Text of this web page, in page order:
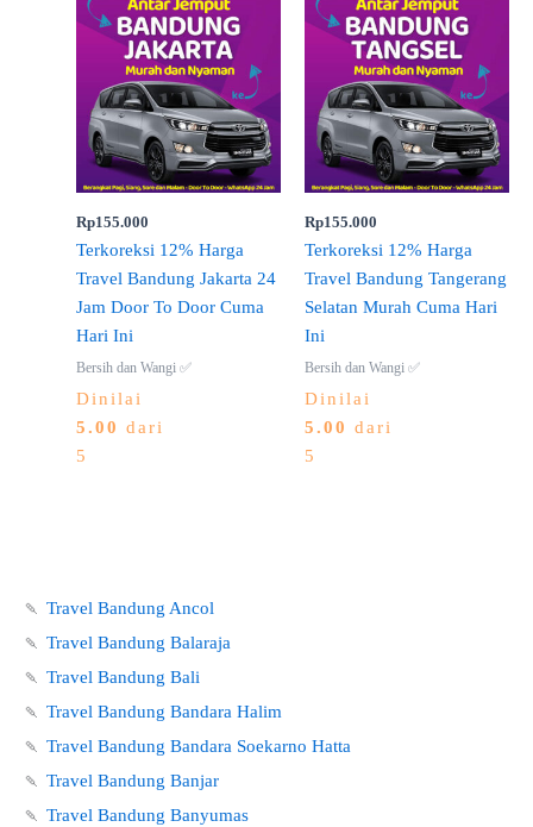
Rp155.000
Terkoreksi 12% Harga
Travel Bandung Jakarta 24
Jam Door To Door Cuma
Hari Ini
Bersih dan Wangi ✅
Dinilai
5.00 dari
5
Rp155.000
Terkoreksi 12% Harga
Travel Bandung Tangerang
Selatan Murah Cuma Hari
Ini
Bersih dan Wangi ✅
Dinilai
5.00 dari
5
🍡 Travel Bandung Ancol
🍡 Travel Bandung Balaraja
🍡 Travel Bandung Bali
🍡 Travel Bandung Bandara Halim
🍡 Travel Bandung Bandara Soekarno Hatta
🍡 Travel Bandung Banjar
🍡 Travel Bandung Banyumas